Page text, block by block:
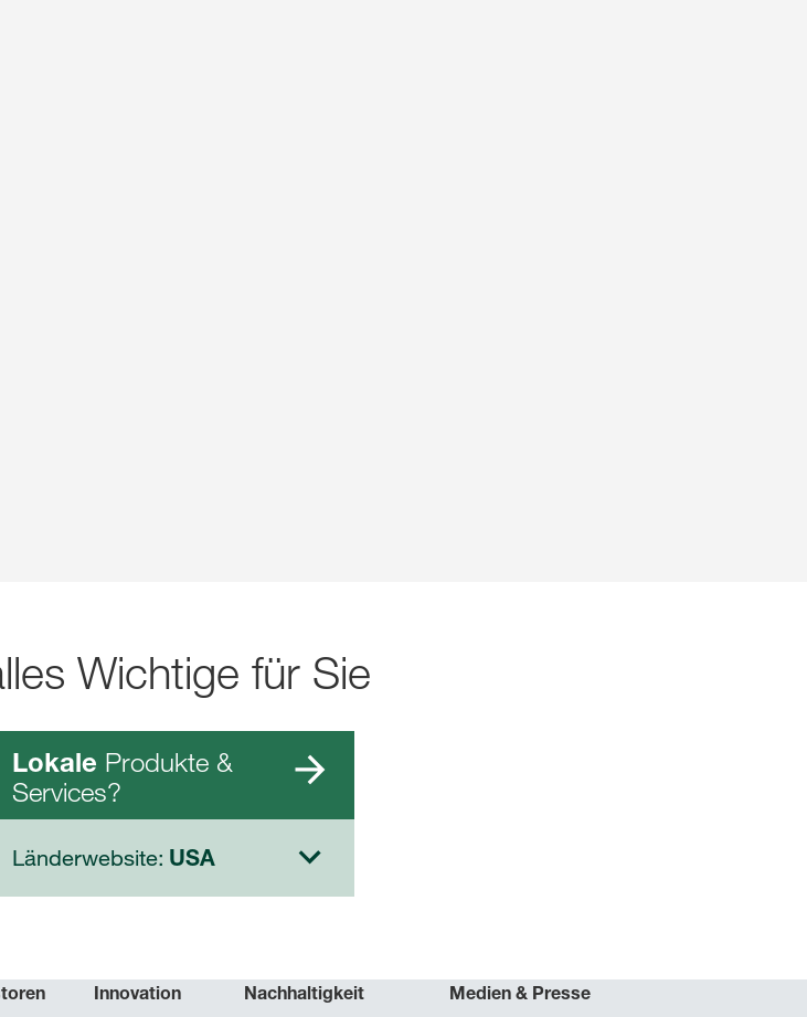
Wichtige für Sie
Lokale Produkte &
Services?
Länderwebsite: USA
Innovation Nachhaltigkeit Medien & Presse